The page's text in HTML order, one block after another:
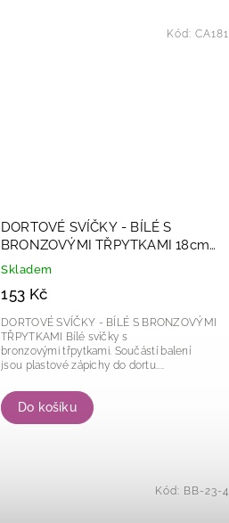
DORTOVÉ SVÍČKY - BÍLÉ S
BRONZOVÝMI TŘPYTKAMI 18cm
16ks
Skladem
153 Kč
Do košíku
DORTOVÉ SVÍČKY - BÍLÉ S BRONZOVÝMI
TŘPYTKAMI Bílé svíčky s
bronzovými třpytkami. Součástí balení
jsou plastové zápichy do dortu....
Kód:CA181
Kód: BB-23-4